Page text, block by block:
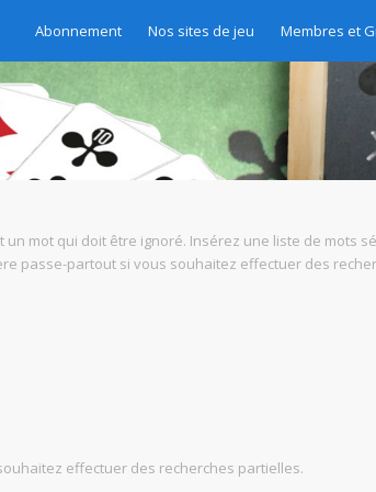
Abonnement Nos sites de jeu Membres et
mot qui doit être ignoré. Insérez une liste de mots
passe-partout si vous souhaitez effectuer des
effectuer des recherches partielles.